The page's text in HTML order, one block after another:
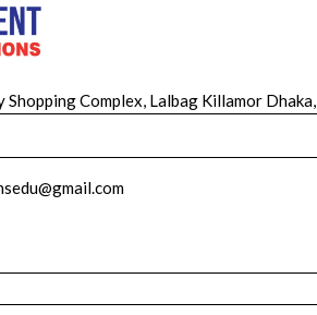
Shopping Complex, Lalbag Killamor Dhaka,